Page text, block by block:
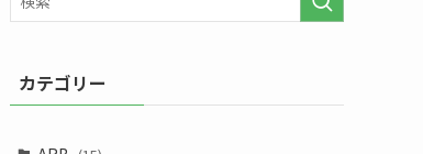
カテゴリー